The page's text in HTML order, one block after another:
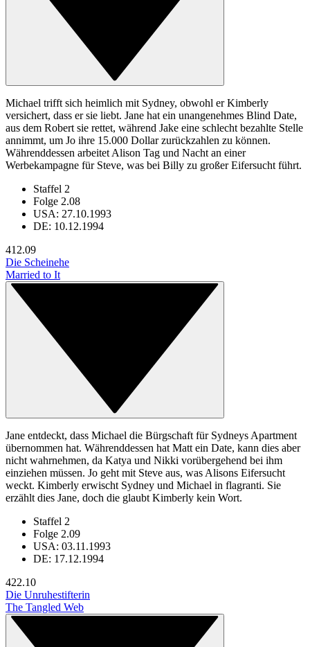
Michael trifft sich heimlich mit Sydney, obwohl er Kimberly
versichert, dass er sie liebt. Jane hat ein unangenehmes Blind Date,
aus dem Robert sie rettet, während Jake eine schlecht bezahlte Stelle
annimmt, um Jo ihre 15.000 Dollar zurückzahlen zu können.
Währenddessen arbeitet Alison Tag und Nacht an einer
Werbekampagne für Steve, was bei Billy zu großer Eifersucht führt.
Staffel 2
Folge 2.08
USA: 27.10.1993
DE: 10.12.1994
41 2.09
Die Scheinehe
Married to It
Jane entdeckt, dass Michael die Bürgschaft für Sydneys Apartment
übernommen hat. Währenddessen hat Matt ein Date, kann dies aber
nicht wahrnehmen, da Katya und Nikki vorübergehend bei ihm
einziehen müssen. Jo geht mit Steve aus, was Alisons Eifersucht
weckt. Kimberly erwischt Sydney und Michael in flagranti. Sie
erzählt dies Jane, doch die glaubt Kimberly kein Wort.
Staffel 2
Folge 2.09
USA: 03.11.1993
DE: 17.12.1994
422.10
Die Unruhestifterin
The Tangled Web